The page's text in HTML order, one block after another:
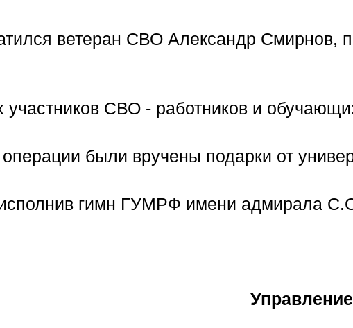
ветеран СВО Александр Смирнов,
участников СВО - работников и
были вручены подарки от
гимн ГУМРФ имени адмирала